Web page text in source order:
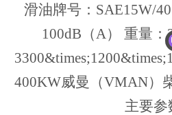
滑油牌号：SAE15W/
100dB（A） 重量
400KW威曼（VMAN）
主要参